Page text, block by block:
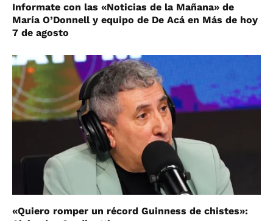
Informate con las «Noticias de la Mañana» de
María O’Donnell y equipo de De Acá en Más de hoy
7 de agosto
«Quiero romper un récord Guinness de chistes»: